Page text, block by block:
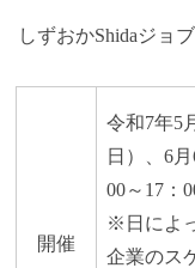
しずおかShidaジョ
開催
令和7年5
日）、6
00～17：
※日によ
企業のス